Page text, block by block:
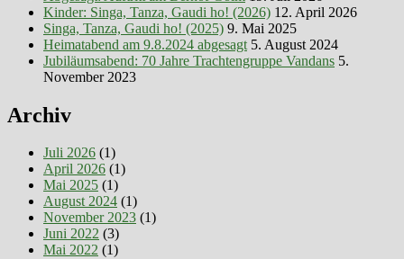
Kinder: Singa, Tanza, Gaudi ho! (2026) 12. April 2026
Singa, Tanza, Gaudi ho! (2025) 9. Mai 2025
Heimatabend am 9.8.2024 abgesagt 5. August 2024
Jubiläumsabend: 70 Jahre Trachtengruppe Vandans 5.
November 2023
Archiv
Juli 2026 (1)
April 2026 (1)
Mai 2025 (1)
August 2024 (1)
November 2023 (1)
Juni 2022 (3)
Mai 2022 (1)